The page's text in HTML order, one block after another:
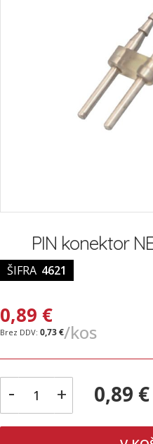
začetek
galerije
slik
PIN konektor
ŠIFRA 4621
0,89 €
0,73 €/kos
- + 0,89